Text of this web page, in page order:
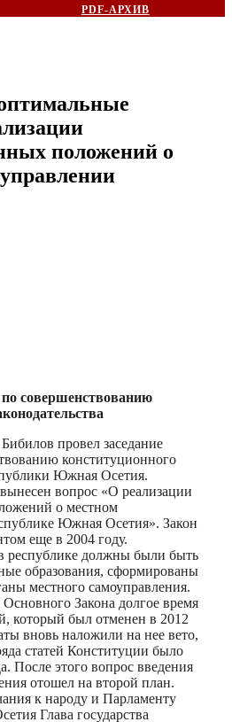
PDF-АРХИВ
положений о
совершенствованию
провел заседание
конституционного
Южная Осетия.
вопрос «О реализации
о местном
Южная Осетия». Закон
еще в 2004 году.
республике должны были быть
образования, сформированы
местного самоуправления.
Закона долгое время
который был отменен в 2012
вновь наложили на нее вето,
статей Конституции было
После этого вопрос введения
отошел на второй план.
к народу и Парламенту
Глава государства